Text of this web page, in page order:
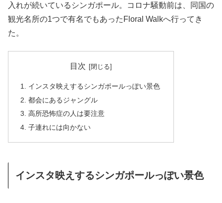
入れが続いているシンガポール。コロナ騒動前は、同国の
観光名所の1つで有名でもあったFloral Walkへ行ってき
た。
目次
インスタ映えするシンガポールっぽい景色
都会にあるジャングル
高所恐怖症の人は要注意
子連れには向かない
インスタ映えするシンガポールっぽい景色